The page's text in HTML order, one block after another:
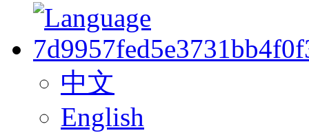
中文
English